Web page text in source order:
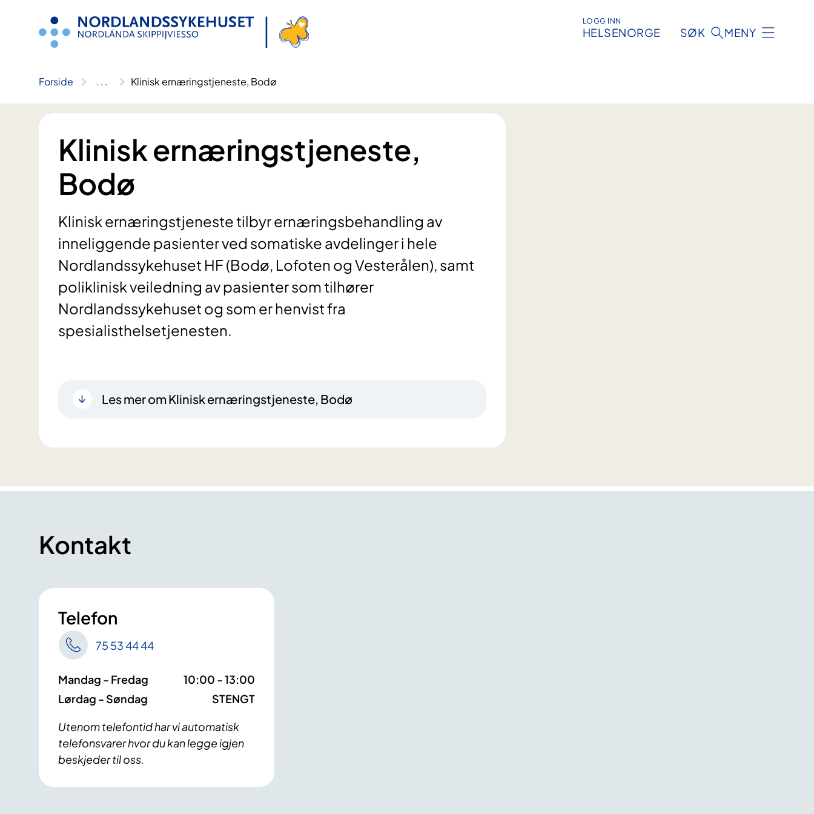
LOGG INN
HELSENORGE SØK MENY
Forside .. . Klinisk ernæringstjeneste, Bodø
Klinisk ernæringstjeneste,
Bodø
Klinisk ernæringstjeneste tilbyr ernæringsbehandling av
inneliggende pasienter ved somatiske avdelinger i hele
Nordlandssykehuset HF (Bodø, Lofoten og Vesterålen), samt
poliklinisk veiledning av pasienter som tilhører
Nordlandssykehuset og som er henvist fra
spesialisthelsetjenesten.
Les mer om Klinisk ernæringstjeneste, Bodø
Kontakt
Telefon
75 53 44 44
Mandag - Fredag
10:00 - 13:00
Lørdag - Søndag
STENGT
Utenom telefontid har vi automatisk
telefonsvarer hvor du kan legge igjen
beskjeder til oss.